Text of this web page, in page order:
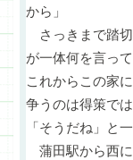
から」
さっきまで踏
が一体何を言っ
これからこの家
争うのは得策で
「そうだね」と
蒲田駅から西